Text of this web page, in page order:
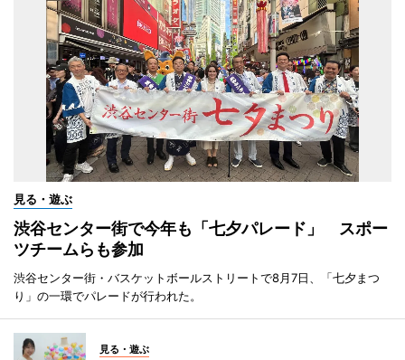
見る・遊ぶ
渋谷センター街で今年も「七夕パレード」 スポー
ツチームらも参加
渋谷センター街・バスケットボールストリートで8月7日、「七夕まつ
り」の一環でパレードが行われた。
見る・遊ぶ